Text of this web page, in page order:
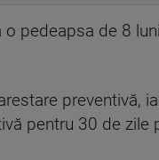
pedeapsa de 8
preventivă,
pentru 30 de zile